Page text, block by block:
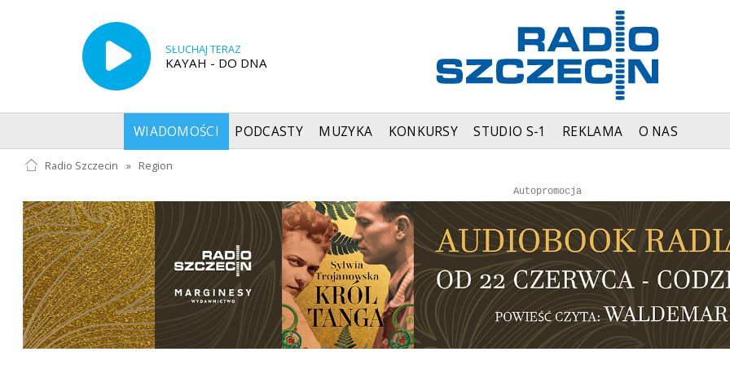
SŁUCHAJ TERAZ
KAYAH - DO DNA
WIADOMOŚCI PODCASTY MUZYKA KONKURSY STUDIO S-1 REKLAMA O NAS
Radio Szczecin » Region
Autopromocja
Autopromocja
Reklama